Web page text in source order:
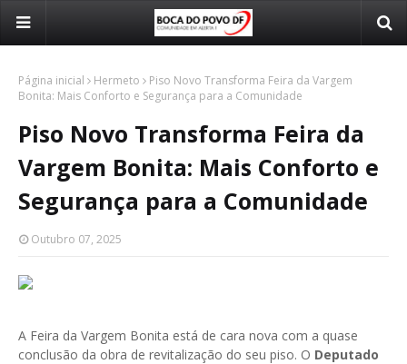
Página inicial Hermeto
Piso Novo Transforma Feira da Vargem
Bonita: Mais Conforto e Segurança para a Comunidade
Piso Novo Transforma Feira da
Vargem Bonita: Mais Conforto e
Segurança para a Comunidade
Outubro 07, 2025
A Feira da Vargem Bonita está de cara nova com a quase
conclusão da obra de revitalização do seu piso. O Deputado